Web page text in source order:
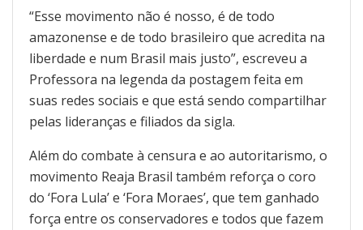
“Esse movimento não é nosso, é de todo
amazonense e de todo brasileiro que acredita na
liberdade e num Brasil mais justo”, escreveu a
Professora na legenda da postagem feita em
suas redes sociais e que está sendo compartilhar
pelas lideranças e filiados da sigla.
Além do combate à censura e ao autoritarismo, o
movimento Reaja Brasil também reforça o coro
do ‘Fora Lula’ e ‘Fora Moraes’, que tem ganhado
força entre os conservadores e todos que fazem